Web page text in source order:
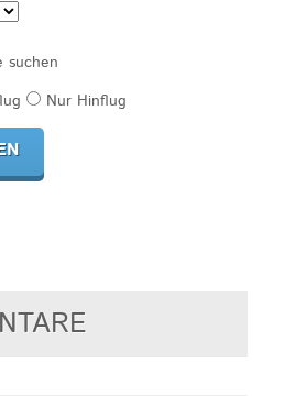
suchen
Nur Hinflug